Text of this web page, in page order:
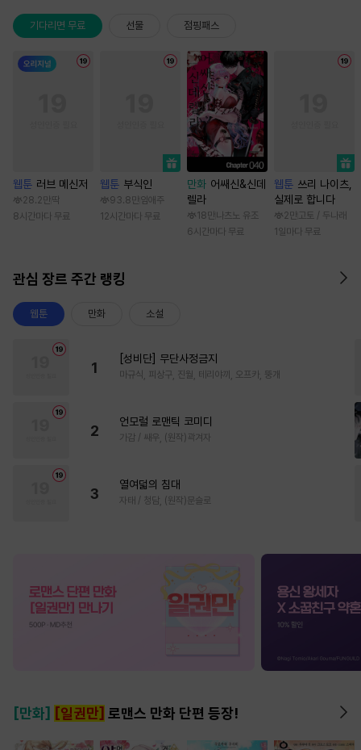
기다리면 무료 선물 점핑패스
웹툰 러브 메신저
28.2만 딱
8시간마다 무료
웹툰 부식인
93.8만 임애주
12시간마다 무료
만화 어쌔신&신데
렐라
18만 나츠노 유조
6시간마다 무료
웹툰 쓰리 나이츠,
실제로 합니다
2만 고토 / 두나래
1일마다 무료
관심 장르 주간 랭킹
웹툰 만화 소설
1
[성비단] 무단사정금지
마규식, 피상구, 진월, 테리야끼, 오프카, 뚱개
2
언모럴 로맨틱 코미디
가감 / 쌔우, (원작)곽겨자
3
열여덟의 침대
자태 / 청담, (원작)문슬로
[만화] [일권만] 로맨스 만화 단편 등장!